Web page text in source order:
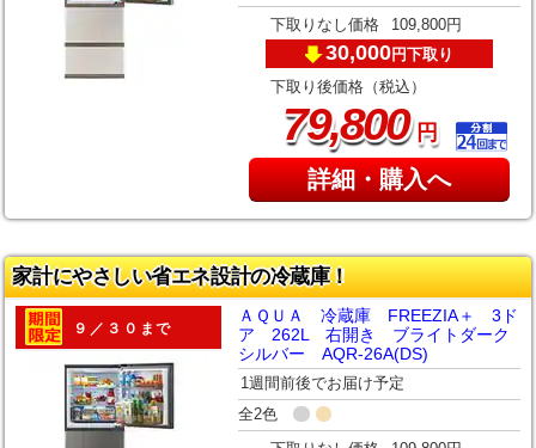
下取りなし価格 109,800円
30,000円下取り
下取り後価格（税込）
79,800円
詳細・購入へ
家計にやさしい省エネ設計の冷蔵庫！
９／３０まで
ＡＱＵＡ 冷蔵庫 FREEZIA＋ 3ド
ア 262L 右開き ブライトダーク
シルバー AQR-26A(DS)
1週間前後でお届け予定
全2色